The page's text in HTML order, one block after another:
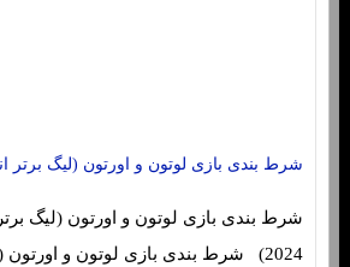
شرط بندی بازی لوتون و اورتون (لیگ برتر انگلیس، 2
2024) شرط بندی بازی لوتون و اورتون (لیگ…